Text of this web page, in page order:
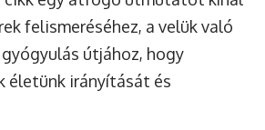
felismeréséhez, a velük való
útjához, hogy
életünk irányítását és